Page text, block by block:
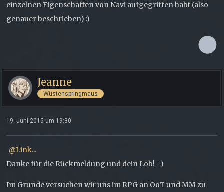
einzelnen Eigenschaften von Navi aufgegriffen habt (also
genauer beschrieben) :)
Jeanne
Wüstenspringmaus
19. Juni 2015 um 19:30
Link...
Danke für die Rückmeldung und dein Lob! =)
Im Grunde versuchen wir uns im RPG an OoT und MM zu